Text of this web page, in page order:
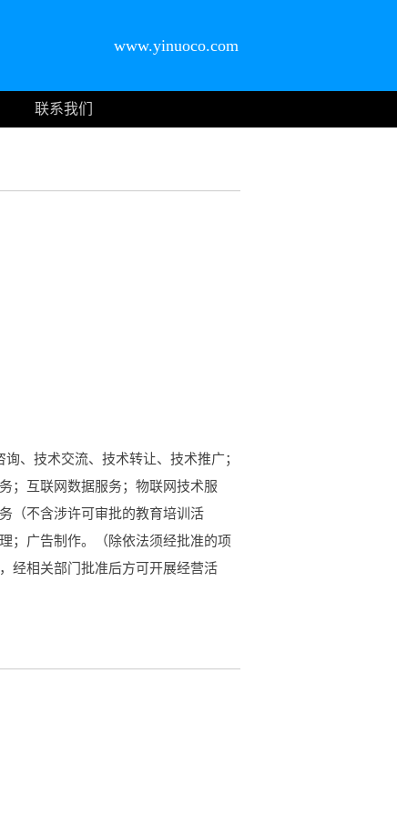
www.yinuoco.com
联系我们
、技术交流、技术转让、技术推广；
；互联网数据服务；物联网技术服
（不含涉许可审批的教育培训活
；广告制作。（除依法须经批准的项
经相关部门批准后方可开展经营活